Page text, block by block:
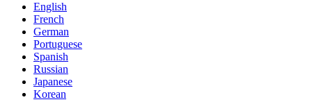
English
French
German
Portuguese
Spanish
Russian
Japanese
Korean